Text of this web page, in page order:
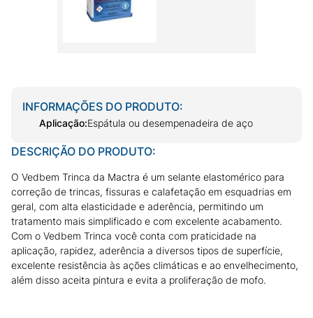
INFORMAÇÕES DO PRODUTO:
Aplicação:Espátula ou desempenadeira de aço
DESCRIÇÃO DO PRODUTO:
O Vedbem Trinca da Mactra é um selante elastomérico para
correção de trincas, fissuras e calafetação em esquadrias em
geral, com alta elasticidade e aderência, permitindo um
tratamento mais simplificado e com excelente acabamento.
Com o Vedbem Trinca você conta com praticidade na
aplicação, rapidez, aderência a diversos tipos de superfície,
excelente resistência às ações climáticas e ao envelhecimento,
além disso aceita pintura e evita a proliferação de mofo.